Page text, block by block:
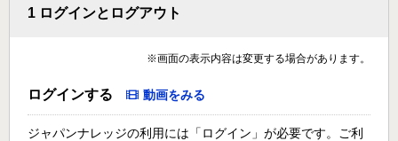
1 ログインとログアウト
※画面の表示内容は変更する場合があります。
ログインする 動画をみる
ジャパンナレッジの利用には「ログイン」が必要です。ご利